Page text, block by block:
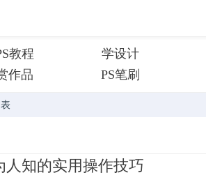
教程 学设计
作品 PS笔刷
人知的实用操作技巧